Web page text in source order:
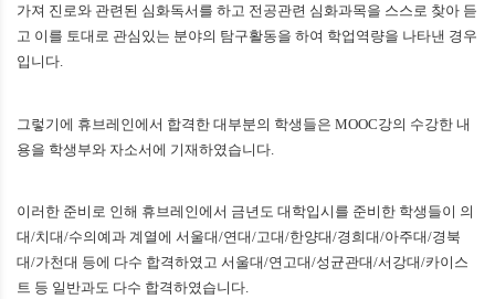
가져 진로와 관련된 심화독서를 하고 전공관련 심화과목을 스스로 찾아 듣
고 이를 토대로 관심있는 분야의 탐구활동을 하여 학업역량을 나타낸 경우
입니다
그렇기에 휴브레인에서 합격한 대부분의 학생들은 MOOC강의 수강한 내
용을 학생부와 자소서에 기재하였습니다
이러한 준비로 인해 휴브레인에서 금년도 대학입시를 준비한 학생들이 의
대/치대/수의예과 계열에 서울대/연대/고대/한양대/경희대/아주대/경북
대/가천대 등에 다수 합격하였고 서울대/연고대/성균관대/서강대/카이스
트 등 일반과도 다수 합격하였습니다.